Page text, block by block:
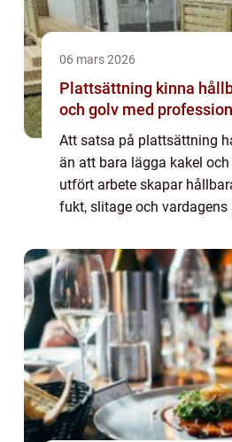
06 mars 2026
Plattsättning kinna hållbara badrum
och golv med
Att satsa på plattsättning
än att bara lägga kakel
utfört arbete skapar
fukt, slitage och
fler vill kombinera funktion